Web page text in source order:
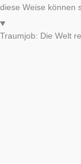
diese Weise können
Traumjob: Die Welt